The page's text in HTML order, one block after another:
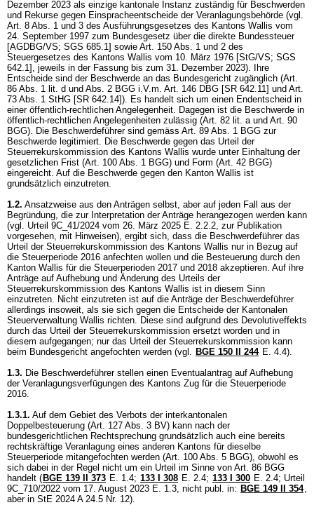
Dezember 2023 als einzige kantonale Instanz zuständig für Beschwerden
und Rekurse gegen Einspracheentscheide der Veranlagungsbehörde (vgl.
Art. 8 Abs. 1 und 3 des Ausführungsgesetzes des Kantons Wallis vom
24. September 1997 zum Bundesgesetz über die direkte Bundessteuer
[AGDBG/VS; SGS 685.1] sowie Art. 150 Abs. 1 und 2 des
Steuergesetzes des Kantons Wallis vom 10. März 1976 [StG/VS; SGS
642.1], jeweils in der Fassung bis zum 31. Dezember 2023). Ihre
Entscheide sind der Beschwerde an das Bundesgericht zugänglich (Art.
86 Abs. 1 lit. d und Abs. 2 BGG i.V.m. Art. 146 DBG [SR 642.11] und Art.
73 Abs. 1 StHG [SR 642.14]). Es handelt sich um einen Endentscheid in
einer öffentlich-rechtlichen Angelegenheit. Dagegen ist die Beschwerde in
öffentlich-rechtlichen Angelegenheiten zulässig (Art. 82 lit. a und Art. 90
BGG). Die Beschwerdeführer sind gemäss Art. 89 Abs. 1 BGG zur
Beschwerde legitimiert. Die Beschwerde gegen das Urteil der
Steuerrekurskommission des Kantons Wallis wurde unter Einhaltung der
gesetzlichen Frist (Art. 100 Abs. 1 BGG) und Form (Art. 42 BGG)
eingereicht. Auf die Beschwerde gegen den Kanton Wallis ist
grundsätzlich einzutreten.
1.2. Ansatzweise aus den Anträgen selbst, aber auf jeden Fall aus der
Begründung, die zur Interpretation der Anträge herangezogen werden kann
(vgl. Urteil 9C_41/2024 vom 26. März 2025 E. 2.2.2, zur Publikation
vorgesehen, mit Hinweisen), ergibt sich, dass die Beschwerdeführer das
Urteil der Steuerrekurskommission des Kantons Wallis nur in Bezug auf
die Steuerperiode 2016 anfechten wollen und die Besteuerung durch den
Kanton Wallis für die Steuerperioden 2017 und 2018 akzeptieren. Auf ihre
Anträge auf Aufhebung und Änderung des Urteils der
Steuerrekurskommission des Kantons Wallis ist in diesem Sinn
einzutreten. Nicht einzutreten ist auf die Anträge der Beschwerdeführer
allerdings insoweit, als sie sich gegen die Entscheide der Kantonalen
Steuerverwaltung Wallis richten. Diese sind aufgrund des Devolutiveffekts
durch das Urteil der Steuerrekurskommission ersetzt worden und in
diesem aufgegangen; nur das Urteil der Steuerrekurskommission kann
beim Bundesgericht angefochten werden (vgl. BGE 150 II 244 E. 4.4).
1.3. Die Beschwerdeführer stellen einen Eventualantrag auf Aufhebung
der Veranlagungsverfügungen des Kantons Zug für die Steuerperiode
2016.
1.3.1. Auf dem Gebiet des Verbots der interkantonalen
Doppelbesteuerung (Art. 127 Abs. 3 BV) kann nach der
bundesgerichtlichen Rechtsprechung grundsätzlich auch eine bereits
rechtskräftige Veranlagung eines anderen Kantons für dieselbe
Steuerperiode mitangefochten werden (Art. 100 Abs. 5 BGG), obwohl es
sich dabei in der Regel nicht um ein Urteil im Sinne von Art. 86 BGG
handelt ( BGE 139 II 373 E. 1.4; 133 I 308 E. 2.4; 133 I 300 E. 2.4; Urteil
9C_710/2022 vom 17. August 2023 E. 1.3, nicht publ. in: BGE 149 II 354,
aber in StE 2024 A 24.5 Nr. 12).